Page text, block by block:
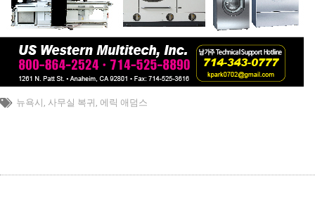
뉴욕시 , 사무실 복귀 , 에릭 애덤스